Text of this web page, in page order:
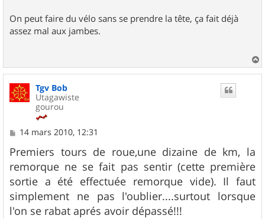
On peut faire du vélo sans se prendre la tête, ça fait déjà
assez mal aux jambes.
a
Tgv Bob
Utagawiste
gourou
M
s
s
a
g
e
14 mars 2010, 12:31
Premiers tours de roue,une dizaine de km, la
remorque ne se fait pas sentir (cette première
sortie a été effectuée remorque vide). Il faut
simplement ne pas l'oublier....surtout lorsque
l'on se rabat aprés avoir dépassé!!!